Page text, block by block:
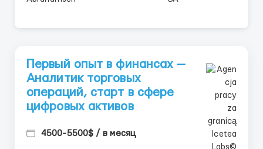
Первый опыт в финансах —
Аналитик торговых
операций, старт в сфере
цифровых активов
4500-5500$ / в месяц